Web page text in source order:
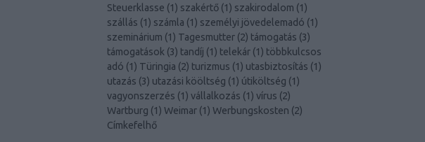
Steuerklasse (1) szakértő (1) szakirodalom (1)
szállás (1) számla (1) személyi jövedelemadó (1)
szeminárium (1) Tagesmutter (2) támogatás (3)
támogatások (3) tandíj (1) telekár (1) többkulcsos
adó (1) Türingia (2) turizmus (1) utasbiztosítás (1)
utazás (3) utazási kööltség (1) útiköltség (1)
vagyonszerzés (1) vállalkozás (1) vírus (2)
Wartburg (1) Weimar (1) Werbungskosten (2)
Címkefelhő